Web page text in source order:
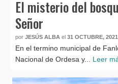
El misterio del
Señor
por JESÚS ALBA el 31 OCTUBRE, 2021
En el termino municipal de
Nacional de Ordesa y... Leer